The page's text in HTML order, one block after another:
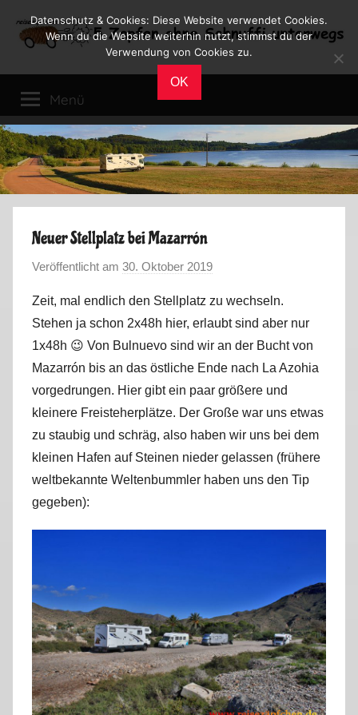
Inhalt
Reiseblog
Leben
im
Wohnmobil
Menü
Neuer Stellplatz bei Mazarrón
Veröffentlicht am 30. Oktober 2019
n
M
a
r
k
u
s
Zeit, mal endlich den Stellplatz zu wechseln.
Stehen ja schon 2x48h hier, erlaubt sind aber nur
1x48h 😉 Von Bulnuevo sind wir an der Bucht von
Mazarrón bis an das östliche Ende nach La Azohia
vorgedrungen. Hier gibt ein paar größere und
kleinere Freisteherplätze. Der Große war uns etwas
zu staubig und schräg, also haben wir uns bei dem
kleinen Hafen auf Steinen nieder gelassen (frühere
weltbekannte Weltenbummler haben uns den Tip
gegeben):
Datenschutz & Cookies: Diese Website verwendet Cookies.
Wenn du die Website weiterhin nutzt, stimmst du der
Verwendung von Cookies zu.
OK